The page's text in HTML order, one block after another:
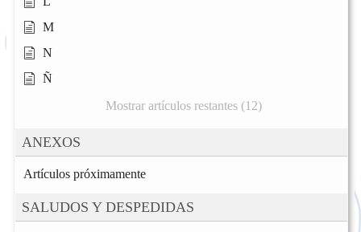
M
N
Ñ
Mostrar artículos restantes (12)
ANEXOS
Artículos próximamente
SALUDOS Y DESPEDIDAS